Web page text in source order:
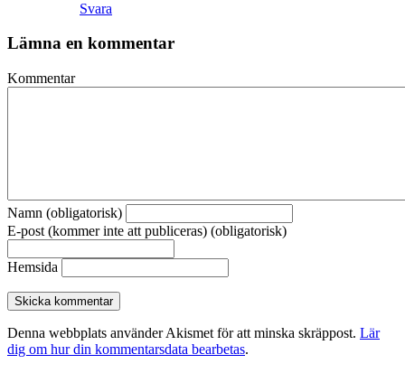
Svara
Lämna en kommentar
Kommentar
Namn (obligatorisk)
E-post (kommer inte att publiceras) (obligatorisk)
Hemsida
Denna webbplats använder Akismet för att minska skräppost. Lär
dig om hur din kommentarsdata bearbetas.